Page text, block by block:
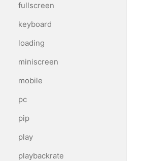
mp4
hls
hls.js
flv
flv.js
dash
dash.js
fullscreen
keyboard
loading
miniscreen
mobile
pc
pip
play
playbackrate